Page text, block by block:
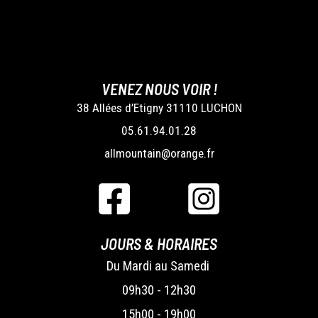
VENEZ NOUS VOIR !
38 Allées d’Etigny 31110 LUCHON
05.61.94.01.28
allmountain@orange.fr
JOURS & HORAIRES
Du Mardi au Samedi
09h30 - 12h30
15h00 - 19h00